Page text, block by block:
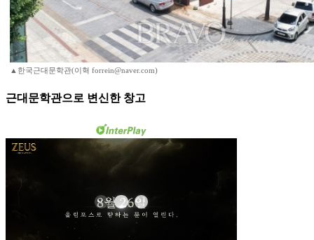
▲한국근대문학관(이혁 forrein@naver.com)
근대문학관으로 변신한 창고